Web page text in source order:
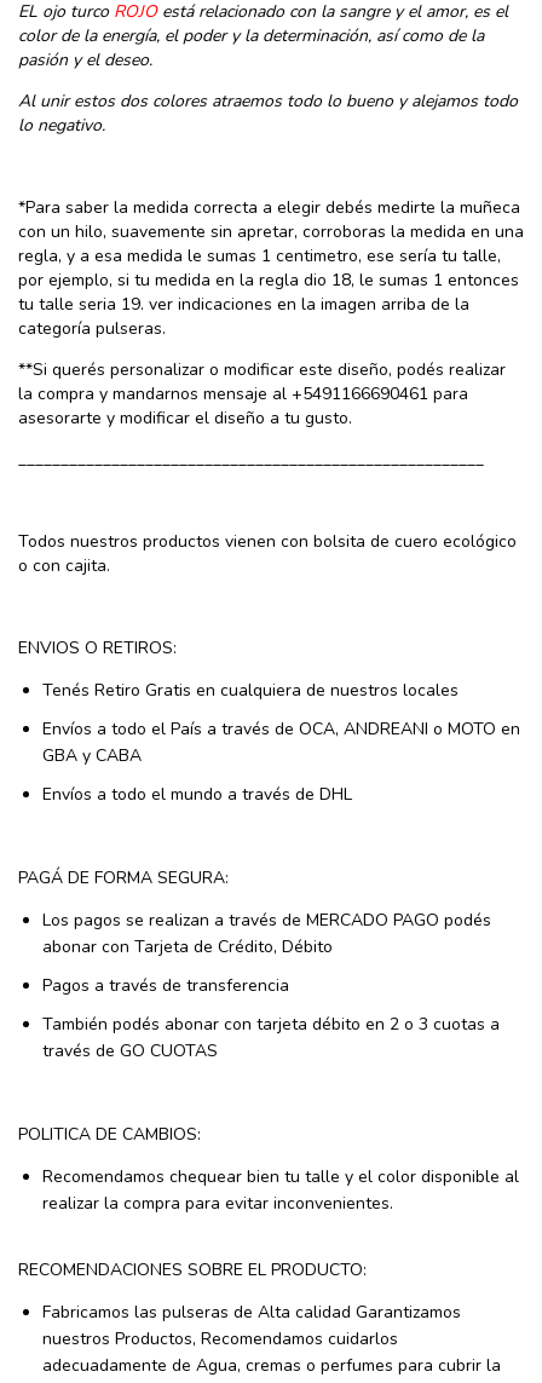
EL ojo turco ROJO está relacionado con la sangre y el amor, es el
color de la energía, el poder y la determinación, así como de la
pasión y el deseo.
Al unir estos dos colores atraemos todo lo bueno y alejamos todo
lo negativo.
*Para saber la medida correcta a elegir debés medirte la muñeca
con un hilo, suavemente sin apretar, corroboras la medida en una
regla, y a esa medida le sumas 1 centimetro, ese sería tu talle,
por ejemplo, si tu medida en la regla dio 18, le sumas 1 entonces
tu talle seria 19. ver indicaciones en la imagen arriba de la
categoría pulseras.
**Si querés personalizar o modificar este diseño, podés realizar
la compra y mandarnos mensaje al +5491166690461 para
asesorarte y modificar el diseño a tu gusto.
Todos nuestros productos vienen con bolsita de cuero ecológico
o con cajita.
ENVIOS O RETIROS:
Tenés Retiro Gratis en cualquiera de nuestros locales
Envíos a todo el País a través de OCA, ANDREANI o MOTO en
GBA y CABA
Envíos a todo el mundo a través de DHL
PAGÁ DE FORMA SEGURA:
Los pagos se realizan a través de MERCADO PAGO podés
abonar con Tarjeta de Crédito, Débito
Pagos a través de transferencia
También podés abonar con tarjeta débito en 2 o 3 cuotas a
través de GO CUOTAS
POLITICA DE CAMBIOS:
Recomendamos chequear bien tu talle y el color disponible al
realizar la compra para evitar inconvenientes.
RECOMENDACIONES SOBRE EL PRODUCTO:
Fabricamos las pulseras de Alta calidad Garantizamos
nuestros Productos, Recomendamos cuidarlos
adecuadamente de Agua, cremas o perfumes para cubrir la